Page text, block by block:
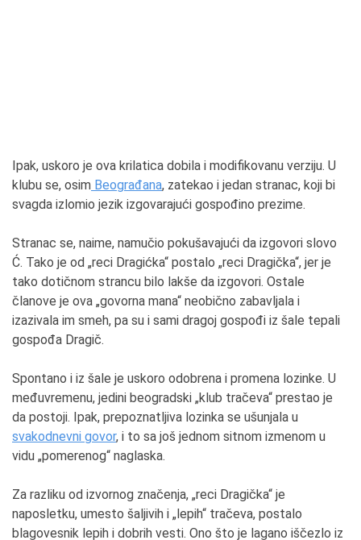
Ipak, uskoro je ova krilatica dobila i modifikovanu verziju. U
klubu se, osim Beograđana, zatekao i jedan stranac, koji bi
svagda izlomio jezik izgovarajući gospođino prezime.
Stranac se, naime, namučio pokušavajući da izgovori slovo
Ć. Tako je od „reci Dragićka“ postalo „reci Dragička“, jer je
tako dotičnom strancu bilo lakše da izgovori. Ostale
članove je ova „govorna mana“ neobično zabavljala i
izazivala im smeh, pa su i sami dragoj gospođi iz šale tepali
gospođa Dragič.
Spontano i iz šale je uskoro odobrena i promena lozinke. U
međuvremenu, jedini beogradski „klub tračeva“ prestao je
da postoji. Ipak, prepoznatljiva lozinka se ušunjala u
svakodnevni govor, i to sa još jednom sitnom izmenom u
vidu „pomerenog“ naglaska.
Za razliku od izvornog značenja, „reci Dragička“ je
naposletku, umesto šaljivih i „lepih“ tračeva, postalo
blagovesnik lepih i dobrih vesti. Ono što je lagano iščezlo iz